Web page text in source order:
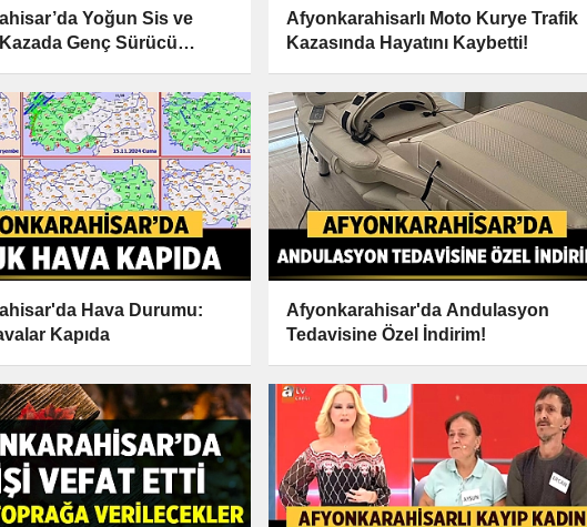
Yoğun Sis ve
Genç Sürücü
Afyonkarahisarlı Moto Kurye Trafik
Kazasında Hayatını Kaybetti!
Hava Durumu:
Kapıda
Afyonkarahisar'da Andulasyon
Tedavisine Özel İndirim!